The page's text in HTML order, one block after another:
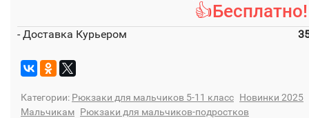
- Доставка Курьером
Категории: Рюкзаки для мальчиков 5-11 класс Новинки 2025
Мальчикам Рюкзаки для мальчиков-подростков